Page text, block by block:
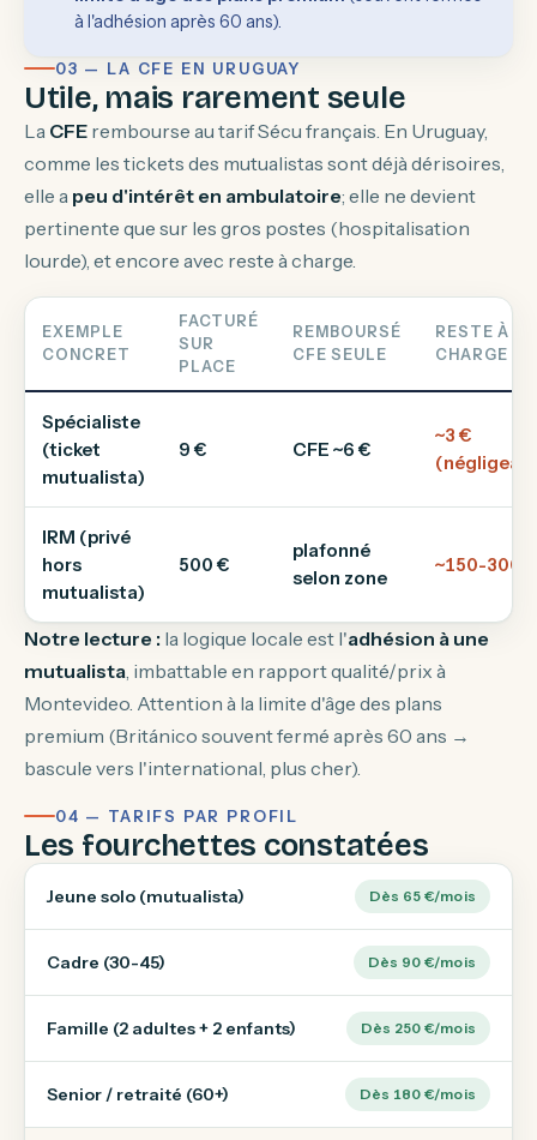
à l'adhésion après 60 ans).
03 — LA CFE EN URUGUAY
Utile, mais rarement seule
La CFE rembourse au tarif Sécu français. En Uruguay,
comme les tickets des mutualistas sont déjà dérisoires,
elle a peu d'intérêt en ambulatoire; elle ne devient
pertinente que sur les gros postes (hospitalisation
lourde), et encore avec reste à charge.
EXEMPLE
CONCRET
FACTURÉ
SUR
PLACE
REMBOURSÉ
CFE SEULE
RESTE À
CHARGE
Spécialiste
(ticket
mutualista)
9 € CFE ~6 €
~3 €
IRM (privé
hors
mutualista)
500 €
plafonné
selon zone
~150-300 €
Notre lecture : la logique locale est l'adhésion à une
mutualista, imbattable en rapport qualité/prix à
Montevideo. Attention à la limite d'âge des plans
premium (Británico souvent fermé après 60 ans →
bascule vers l'international, plus cher).
04 — TARIFS PAR PROFIL
Les fourchettes constatées
Jeune solo (mutualista) Dès 65 €/mois
Cadre (30-45) Dès 90 €/mois
Famille (2 adultes + 2 enfants) Dès 250 €/mois
Senior / retraité (60+) Dès 180 €/mois